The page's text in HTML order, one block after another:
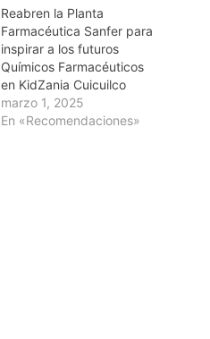
Reabren la Planta
Farmacéutica Sanfer para
inspirar a los futuros
Químicos Farmacéuticos
en KidZania Cuicuilco
marzo 1, 2025
En «Recomendaciones»